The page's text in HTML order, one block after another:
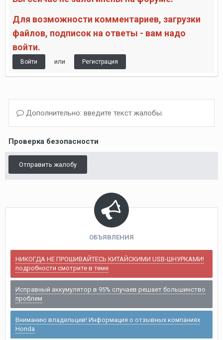
Для возможности комментариев, загрузки
файлов, подписок на ответы - вам надо
войти.
Войти или Регистрация
Дополнительно: введите текст жалобы.
Проверка безопасности
Отправить жалобу
ОБЪЯВЛЕНИЯ
НИКОГДА НЕ ПРОШИВАЙТЕСЬ КИТАЙСКИМИ USB-ШНУРКАМИ!
подробности смотрите в теме
Исправный аккумулятор в 95% случаев решает большинство
проблем
Вниманию владельцев! Информация о отзывных компаниях
Honda